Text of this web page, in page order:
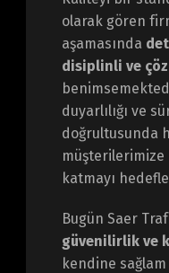
olarak gören
aşamasında
disiplinli ve
duyarlılığı ve
doğrultusunda
müşterilerimize
katmayı
Bugün Saer
güvenilirlik ve
kendine